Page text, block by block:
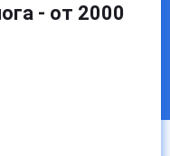
- от 2000